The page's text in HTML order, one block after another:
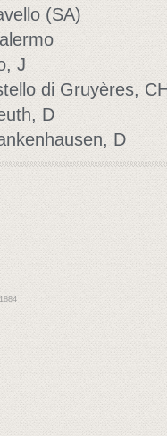
(SA)
J
di Gruyères,
D
D